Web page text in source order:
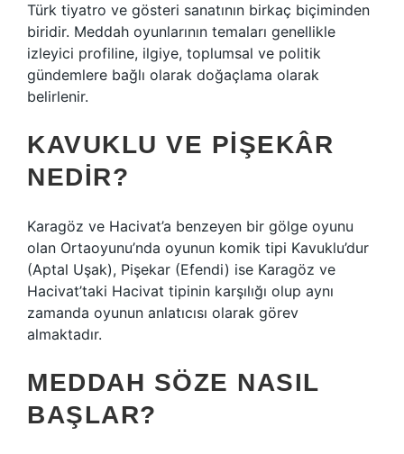
Türk tiyatro ve gösteri sanatının birkaç biçiminden
biridir. Meddah oyunlarının temaları genellikle
izleyici profiline, ilgiye, toplumsal ve politik
gündemlere bağlı olarak doğaçlama olarak
belirlenir.
KAVUKLU VE PIŞEKÂR
NEDIR?
Karagöz ve Hacivat’a benzeyen bir gölge oyunu
olan Ortaoyunu’nda oyunun komik tipi Kavuklu’dur
(Aptal Uşak), Pişekar (Efendi) ise Karagöz ve
Hacivat’taki Hacivat tipinin karşılığı olup aynı
zamanda oyunun anlatıcısı olarak görev
almaktadır.
MEDDAH SÖZE NASIL
BAŞLAR?